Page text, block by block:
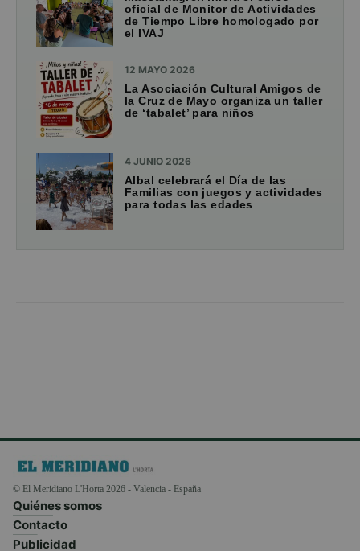
oficial de Monitor de Actividades
de Tiempo Libre homologado por
el IVAJ
12 MAYO 2026
La Asociación Cultural Amigos de
la Cruz de Mayo organiza un taller
de ‘tabalet’ para niños
4 JUNIO 2026
Albal celebrará el Día de las
Familias con juegos y actividades
para todas las edades
© El Meridiano L'Horta 2026 - Valencia - España
Quiénes somos
Contacto
Publicidad